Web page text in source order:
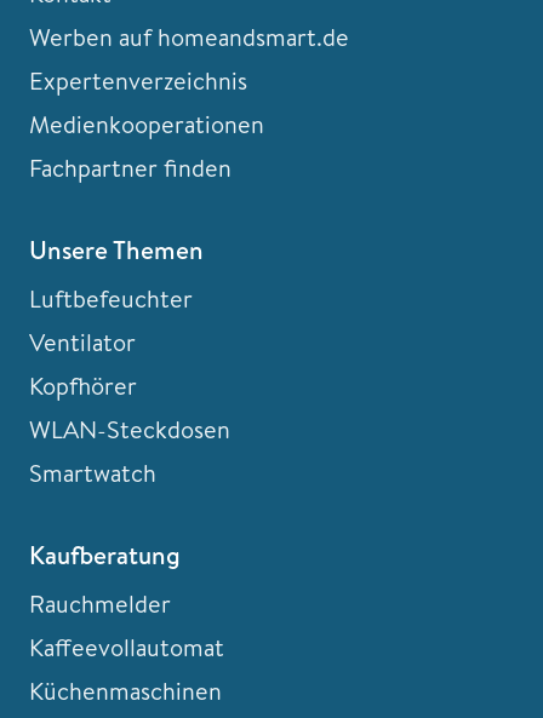
Werben auf homeandsmart.de
Expertenverzeichnis
Medienkooperationen
Fachpartner finden
Unsere Themen
Luftbefeuchter
Ventilator
Kopfhörer
WLAN-Steckdosen
Smartwatch
Kaufberatung
Rauchmelder
Kaffeevollautomat
Küchenmaschinen